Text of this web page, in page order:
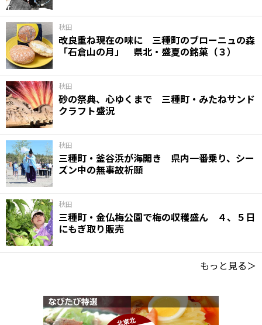
秋田
改良重ね現在の味に 三種町のブローニュの森
「石倉山の月」 県北・盛夏の銘菓（３）
秋田
砂の祭典、心ゆくまで 三種町・みたねサンド
クラフト盛況
秋田
三種町・釜谷浜が海開き 県内一番乗り、シー
ズン中の無事故祈願
秋田
三種町・金仏梅公園で梅の収穫盛ん ４、５日
にもぎ取り販売
もっと見る＞